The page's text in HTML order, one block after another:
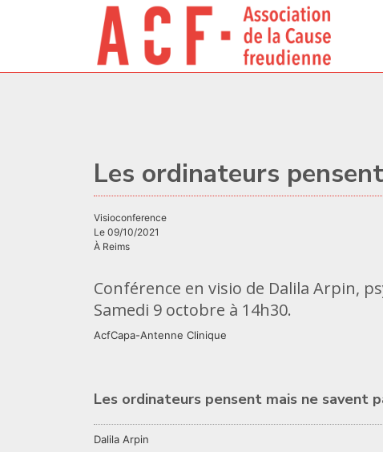
Les ordinateurs
visioconference
Le 09/10/2021
À Reims
Conférence en visio de Dalila Arpin,
Samedi 9 octobre à 14h30.
AcfCapa-Antenne Clinique
Les ordinateurs pensent mais ne savent
Dalila Arpin